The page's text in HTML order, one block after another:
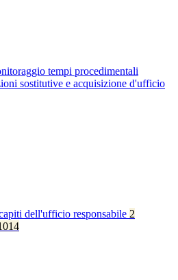
tempi procedimentali
sostitutive e acquisizione d'ufficio
dell'ufficio responsabile 2